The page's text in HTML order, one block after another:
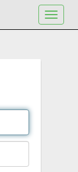
Toggle